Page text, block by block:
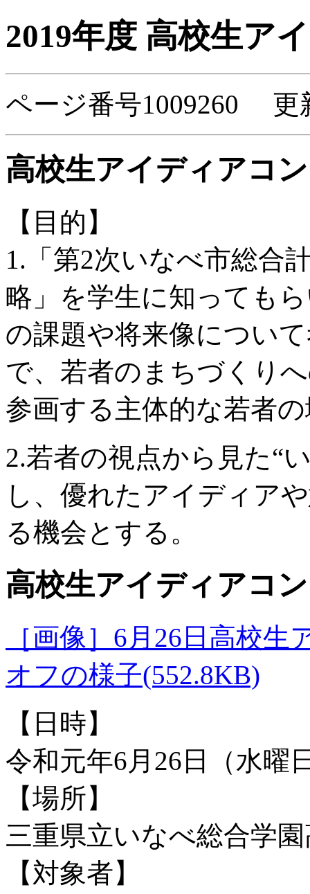
2019年度 高校生ア
ページ番号1009260 更
高校生アイディアコ
【目的】
1.「第2次いなべ市総合
略」を学生に知っても
の課題や将来像につい
で、若者のまちづくり
参画する主体的な若者
2.若者の視点から見た“
し、優れたアイディア
る機会とする。
高校生アイディアコ
［画像］6月26日高校
オフの様子(552.8KB)
【日時】
令和元年6月26日（水曜
【場所】
三重県立いなべ総合学
【対象者】